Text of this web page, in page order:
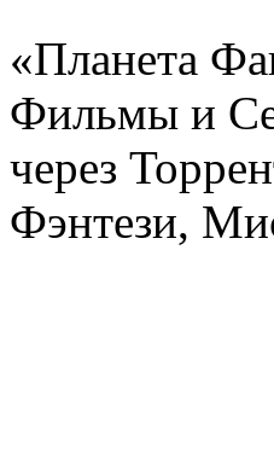
«Планета
Фильмы и
через
Фэнтези,